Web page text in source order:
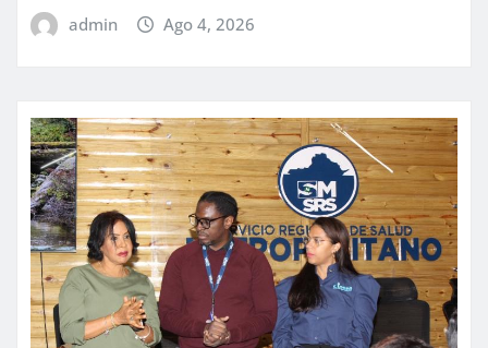
admin Ago 4, 2026